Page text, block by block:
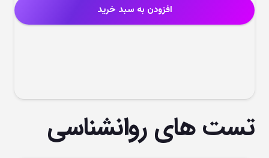
بود.
است.
افزودن به سبد خرید
تست های روانشناسی